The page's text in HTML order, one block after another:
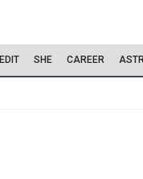
EDIT SHE CAREER